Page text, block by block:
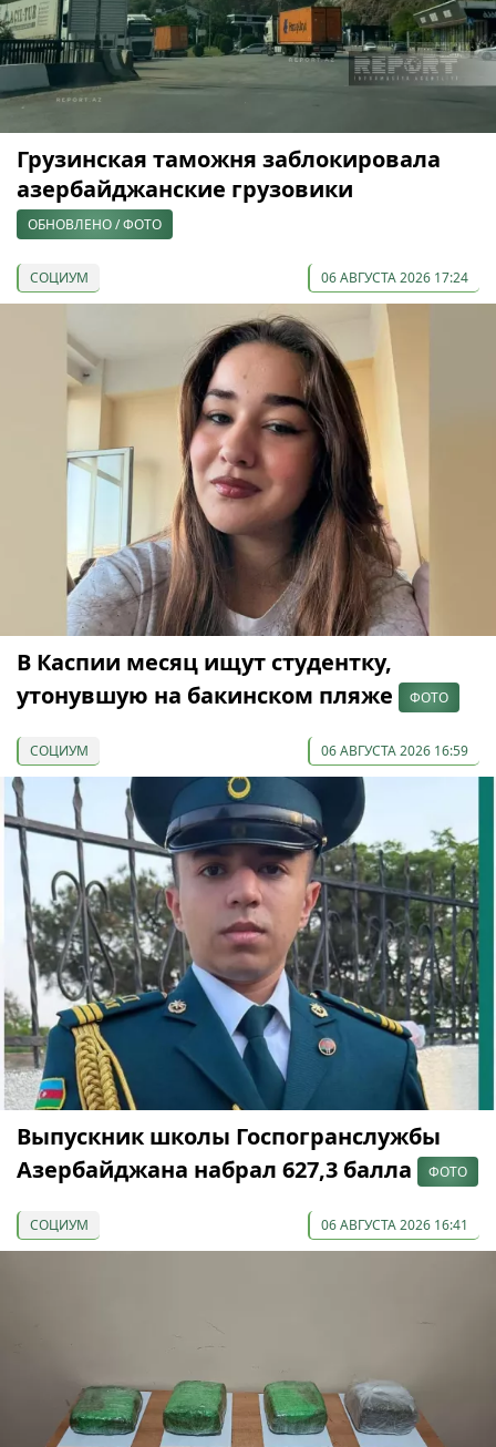
Грузинская таможня заблокировала
азербайджанские грузовики
ОБНОВЛЕНО / ФОТО
СОЦИУМ 06 АВГУСТА 2026 17:24
В Каспии месяц ищут студентку,
утонувшую на бакинском пляже
ФОТО
СОЦИУМ 06 АВГУСТА 2026 16:59
Выпускник школы Госпогранслужбы
Азербайджана набрал 627,3 балла
ФОТО
СОЦИУМ 06 АВГУСТА 2026 16:41